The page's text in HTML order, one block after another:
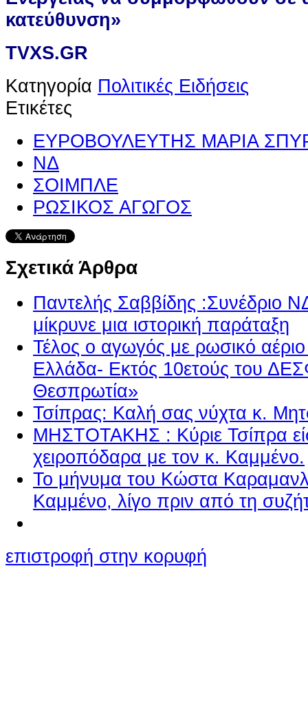
κατεύθυνση»
TVXS.GR
Κατηγορία Πολιτικές Ειδήσεις
Ετικέτες
ΕΥΡΟΒΟΥΛΕΥΤΗΣ ΜΑΡΙΑ
ΝΔ
ΣΟΙΜΠΛΕ
ΡΩΣΙΚΟΣ ΑΓΩΓΟΣ
Σχετικά Άρθρα
Παντελής Σαββίδης :Συνέδριο
μίκρυνε μια ιστορική παράταξη
Τέλος ο αγωγός με ρωσικό
Ελλάδα- Εκτός 10ετούς του
Θεσπρωτία»
Τσίπρας: Καλή σας νύχτα κ.
ΜΗΣΤΟΤΑΚΗΣ : Κύριε Τσίπρα
χειροπόδαρα με τον κ. Καμμένο.
Το μήνυμα του Κώστα
Καμμένο, λίγο πριν από τη
επιστροφή στην κορυφή